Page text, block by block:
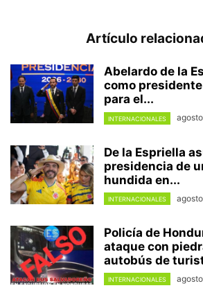
Artículo
Abelardo de la
como
para el...
INTERNACIONALES
De la Espriella
presidencia de
hundida en...
INTERNACIONALES
Policía de
ataque con
autobús de
INTERNACIONALES